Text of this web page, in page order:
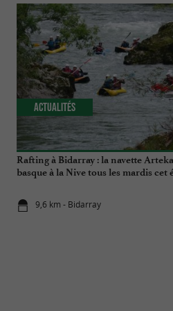
Rafting à Bidarray : la navette
basque à la Nive tous les mardis cet
9,6 km - Bidarray
Actualités